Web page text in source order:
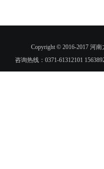
Copyright © 2016-2017 河
咨询热线：0371-61312101